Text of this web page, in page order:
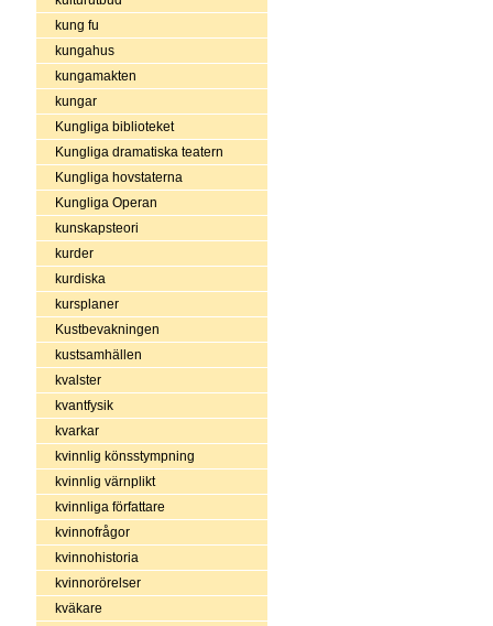
kung fu
kungahus
kungamakten
kungar
Kungliga biblioteket
Kungliga dramatiska teatern
Kungliga hovstaterna
Kungliga Operan
kunskapsteori
kurder
kurdiska
kursplaner
Kustbevakningen
kustsamhällen
kvalster
kvantfysik
kvarkar
kvinnlig könsstympning
kvinnlig värnplikt
kvinnliga författare
kvinnofrågor
kvinnohistoria
kvinnorörelser
kväkare